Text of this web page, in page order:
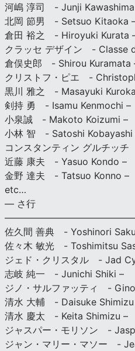
河嶋 淳司 - Junji
北岡 節男 - Setsuo Kitaoka
倉田 裕之 - Hiroyuki Kurata
クラッセ デザイン - Classe
倉俣史郎 - Shirou Kuramata
クリストフ・ピエ -
黒川 雅之 - Masayuki
剣持 勇 - Isamu Kenmochi –
小泉誠 - Makoto Koizumi –
小林 智 - Satoshi Kobayashi
コンスタンティン グルチッ
近藤 康夫 - Yasuo Kondo –
金野 達夫 - Tatsuo Konno –
etc…
— さ行
佐久間 善典 - Yoshinori
佐々木 敏光 - Toshimitsu
ジェド・クリスタル - Jad
志岐 純一 - Junichi Shiki –
ジノ・サルファッティ -
清水 大輔 - Daisuke Shimizu
清水 慶太 - Keita Shimizu –
ジャスパー・モリソン -
ジャン・マリー・マソー -